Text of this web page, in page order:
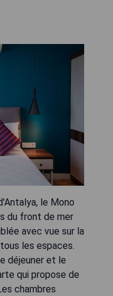
le Mono
du front de mer
avec vue sur la
les espaces.
déjeuner et le
qui propose de
chambres